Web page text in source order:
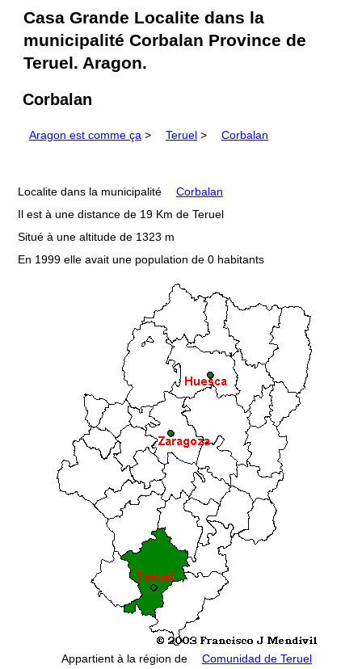
Casa Grande Localite dans la
municipalité Corbalan Province de
Teruel. Aragon.
Corbalan
Aragon est comme ça > Teruel > Corbalan
Localite dans la municipalité
Corbalan
Il est à une distance de 19 Km de Teruel
Situé à une altitude de 1323 m
En 1999 elle avait une population de 0 habitants
Appartient à la région de Comunidad de Teruel